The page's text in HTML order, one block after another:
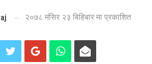
२०७८ मंसिर २३ बिहिबार मा प्रकाशित